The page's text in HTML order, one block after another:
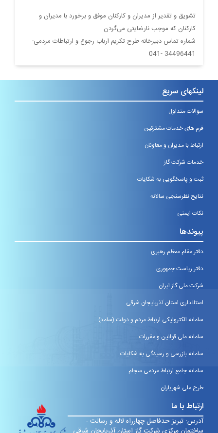
تشویق و تقدیر از مدیران و کارکنان موفق و برخورد با مدیران و
کارکنان که موجب نارضایتی می‌گردن
شماره تماس دبیرخانه طرح تکریم ارباب رجوع و ارتباطات مردمی:
34496441 -041
لینکهای سریع
سوالات متداول
فرم های خدمات مشترکین
ارتباط با مدیران و معاونان
خدمات شرکت گاز
ثبت و پاسخگویی به شکایات
نتایج نظرسنجی سالانه
نکات ایمنی
پیوندها
دفتر مقام معظم رهبری
دفتر ریاست جمهوری
شرکت ملی گاز ایران
استانداری استان آذربایجان شرقی
سامانه الکترونیکی ارتباط مردم و دولت (سامد)
سامانه ملی قوانین و مقررات
سامانه بازرسی و رسیدگی به شکایات
سامانه جامع ارتباط مردمی سجام
طرح ملی شهریاران
ارتباط با ما
آدرس: تبریز حدفاصل چهارراه لاله و رسالت -